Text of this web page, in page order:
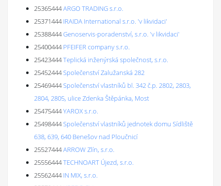
25365444ARGO TRADING s.r.o.
25371444 IRAIDA International s.r.o. 'v likvidaci'
25388444Genoservis-poradenství, s.r.o. 'v likvidaci'
25400444 PFEIFER company s.r.o.
25423444Teplická inženýrská společnost, s.r.o.
25452444Společenství Zalužanská 282
25469444Společenství vlastníků bl. 342 č.p. 2802, 2803,
2804, 2805, ulice Zdenka Štěpánka, Most
25475444YAROX s.r.o.
25498444Společenství vlastníků jednotek domu Sídliště
638, 639, 640 Benešov nad Ploučnicí
25527444ARROW Zlín, s.r.o.
25556444TECHNOART Újezd, s.r.o.
25562444 IN MIX, s.r.o.